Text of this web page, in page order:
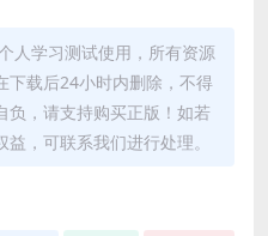
人学习测试使用，所有资源
下载后24小时内删除，不得
负，请支持购买正版！如若
，可联系我们进行处理。